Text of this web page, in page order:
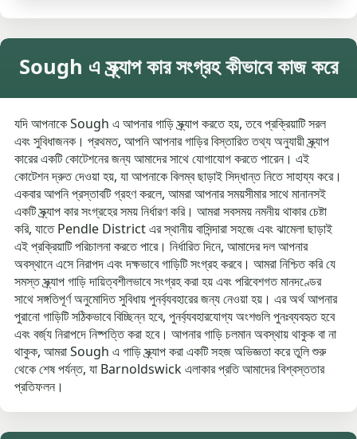
Sough এ স্ক্র্যাপ কার সংগ্রহ কীভাবে কাজ করে
যদি আপনাকে Sough এ আপনার গাড়ি স্ক্র্যাপ করতে হয়, তবে প্রক্রিয়াটি সরল
এবং সুবিধাজনক। প্রথমত, আপনি আপনার গাড়ির বিস্তারিত তথ্য অনুযায়ী স্ক্র্যাপ
কারের একটি কোটেশনের জন্য আমাদের সাথে যোগাযোগ করতে পারেন। এই
কোটেশন দ্রুত দেওয়া হয়, যা আপনাকে বিলম্ব ছাড়াই সিদ্ধান্ত নিতে সাহায্য করে।
একবার আপনি প্রস্তাবটি গ্রহণ করলে, আমরা আপনার সময়সীমার সাথে মানানসই
একটি স্ক্র্যাপ কার সংগ্রহের সময় নির্ধারণ করি। আমরা সবসময় নমনীয় থাকার চেষ্টা
করি, যাতে Pendle District এর স্থানীয় বাসিন্দারা সহজে এবং ঝামেলা ছাড়াই
এই প্রক্রিয়াটি পরিচালনা করতে পারে। নির্ধারিত দিনে, আমাদের দল আপনার
অবস্থানে এসে নিরাপদ এবং দক্ষভাবে গাড়িটি সংগ্রহ করবে। আমরা নিশ্চিত করি যে
সমস্ত স্ক্র্যাপ গাড়ি দায়িত্বশীলভাবে সংগ্রহ করা হয় এবং পরিবেশগত মানদণ্ডের
সাথে সঙ্গতিপূর্ণ অনুমোদিত সুবিধায় পুনর্ব্যবহারের জন্য নেওয়া হয়। এর অর্থ আপনার
পুরানো গাড়িটি সঠিকভাবে বিচ্ছিন্ন হবে, পুনর্ব্যবহারযোগ্য অংশগুলি পুনঃব্যবহৃত হবে
এবং বর্জ্য নিরাপদে নিষ্পত্তি করা হবে। আপনার গাড়ি চলমান অবস্থায় থাকুক বা না
থাকুক, আমরা Sough এ গাড়ি স্ক্র্যাপ করা একটি সহজ অভিজ্ঞতা করে তুলি শুরু
থেকে শেষ পর্যন্ত, যা Barnoldswick এলাকার প্রতি আমাদের বিশ্বস্ততার
প্রতিফলন।